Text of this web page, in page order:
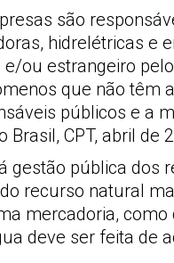
são
hidrelétricas e
ou estrangeiro
que não têm
públicos e a
CPT, abril de
pública dos
recurso natural
mercadoria,
deve ser feita de